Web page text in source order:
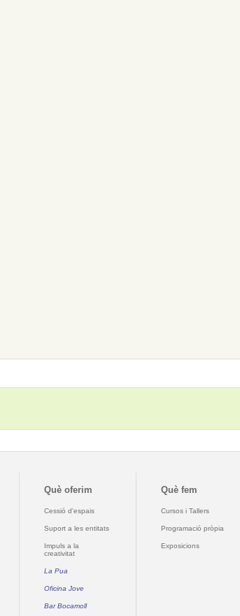
Què oferim
Cessió d'espais
Suport a les entitats
Impuls a la
creativitat
La Pua
Oficina Jove
Bar Bocamoll
Què fem
Cursos i Tallers
Programació pròpia
Exposicions